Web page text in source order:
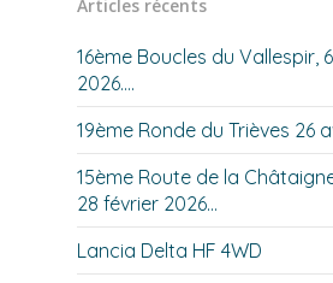
Articles récents
16ème Boucles du Vallespir,
2026….
19ème Ronde du Trièves 26
15ème Route de la
28 février 2026…
Lancia Delta HF 4WD